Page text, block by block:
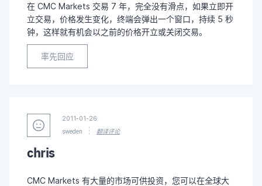
在 CMC Markets 交易 7 年，完全没有滑点，如果立即开
立交易，价格发生变化，终端会弹出一个窗口，持续 5 秒
钟，这样就有机会以之前的价格开立或关闭交易。
率先回应
2011-01-26
sweden
翻译评论
chris
CMC Markets 有大量的市场可供投资，您可以在全球大